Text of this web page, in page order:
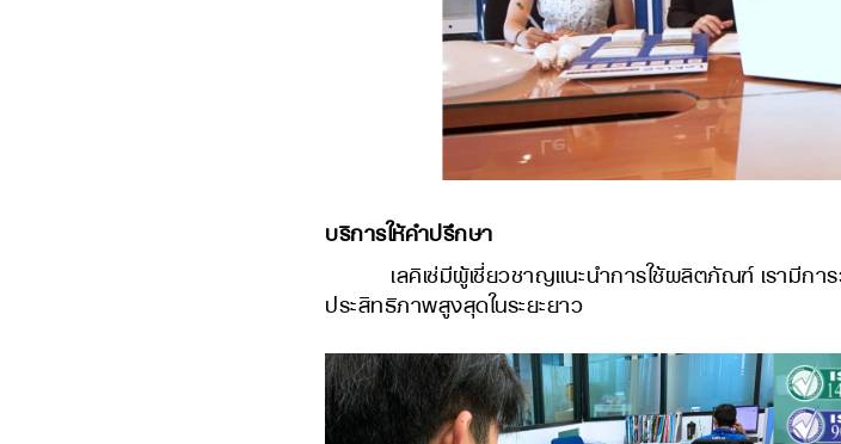
บริการให้คำปรึกษา
เลคิเซ่มีผู้เชี่ยวชาญแนะนำการใช้ผลิตภัณฑ์ เรามีกา
ประสิทธิภาพสูงสุดในระยะยาว